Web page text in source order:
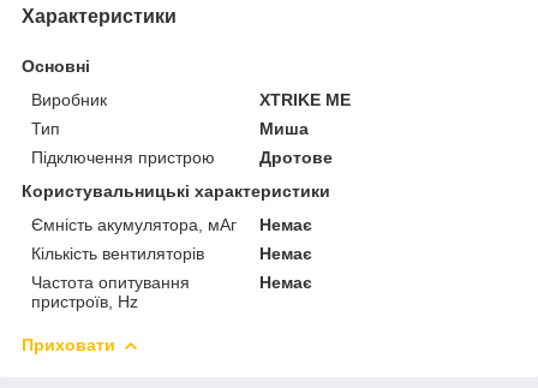
Характеристики
Основні
Виробник
XTRIKE ME
Тип
Миша
Підключення пристрою
Дротове
Користувальницькі характеристики
Ємність акумулятора, мАг
Немає
Кількість вентиляторів
Немає
Частота опитування
пристроїв, Hz
Немає
Приховати